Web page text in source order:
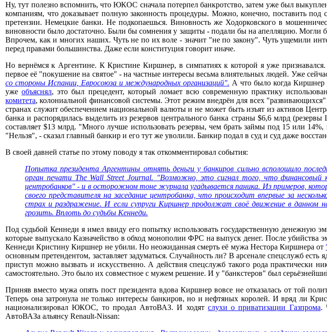
Ну, тут полезно вспомнить, что ЮКОС сначала потерпел банкротство, затем уже был
компаниям, что доказывает полную законность процедуры. Можно, конечно, поставить
претензии. Немецкие банки. Не подкопаешься. Виновность же Ходорковского в
виновности было достаточно. Были бы сомнения у защиты - подали бы на апелляцию. Могли
Впрочем, как и многих наших. Чуть не по их воле - значит "не по закону". Чуть ущемили
перед правами большинства. Даже если конституция говорит иначе.
Но вернёмся к Аргентине. К Кристине Киршнер, в симпатиях к которой я уже
первое её "покушение на святое" - на частные интересы весьма влиятельных людей. Уже
со стороны Испании, Евросоюза и международных организаций". А что было когда Киршнер
ужеобъяснял, это был прецедент, который ломает всю современную практику
комитета, колониальной финансовой системы. Этот режим внедрён для всех
странах служит обеспечением национальной валюты и не может быть изъят из активов
банка и распорядилась выделить из резервов центрального банка страны $6,6 млрд
составляет $13 млрд. "Много лучше использовать резервы, чем брать займы под 15 или
"Нельзя", - сказал главный банкир и его тут же уволили. Банкир подал в суд и суд даже
В своей давней статье по этому поводу я так откомментировал события:
Попытка президента Аргентины отнять деньги у банкиров сильно всполошило
орган печати The Wall Street Journal. "Возможно, это сигнал того, что финансовый
центробанков" - и в осторожном тоне журнала угадывается паника. Из примеров,
своего представителя на заседание центробанка, что происходит впервые за
страх и раздражение. И если супруги Киршнер продолжат своё движение в данном
грозить. Вплоть до судьбы Кеннеди.
Под судьбой Кеннеди я имел ввиду его попытку использовать государственную денежную
которые выпускало Казначейство в обход монополии ФРС на выпуск денег. После убийства
Кеннеди Кристину Киршнер не убили. Но неожиданная смерть её мужа Нестора Киршнера от
основным претендентом, заставляет задуматься. Случайность ли? В арсенале спецслужб
приступ можно вызвать и искусственно. А действия спецслужб такого рода практически
самостоятельно. Это было их совместное с мужем решение. И у "банкстеров" был
Приняв вместо мужа опять пост президента вдова Киршнер вовсе не отказалась от той
Теперь она затронула не только интересы банкиров, но и нефтяных королей. И вряд ли
национализировал ЮКОС, то продал АвтоВАЗ. И ходят слухи о приватизации Газпрома.
АвтоВАЗа альянсу Renault-Nissan: